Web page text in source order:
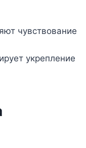
чувствование
укрепление